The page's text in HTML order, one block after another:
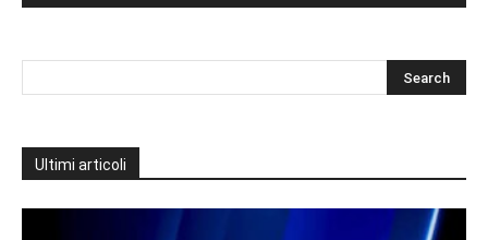
Ultimi articoli